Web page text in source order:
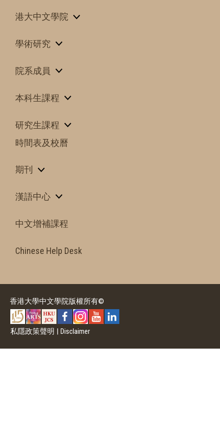
港大中文學院
學術研究
院系成員
本科生課程
研究生課程
時間表及校曆
期刊
漢語中心
中文增補課程
Chinese Help Desk
香港大學中文學院版權所有©
私隱政策聲明 | Disclaimer